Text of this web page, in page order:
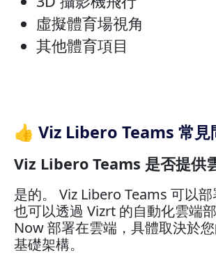
虛擬體育場視角
其他體育項目
👍 Viz Libero Teams 常見
Viz Libero Teams 是否提供
是的。 Viz Libero Teams 可以部
也可以透過 Vizrt 的自動化雲端
Now 部署在雲端，具體取決於
基礎架構。